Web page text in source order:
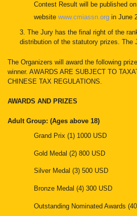
Contest Result will be published
website www.cmiassn.orgin June
3. The Jury has the final right of the
distribution of the statutory prizes. The
The Organizers will award the following
winner. AWARDS ARE SUBJECT TO
CHINESE TAX REGULATIONS.
AWARDS AND PRIZES
Adult Group: (Ages above 18)
Grand Prix (1) 1000 USD
Gold Medal (2) 800 USD
Silver Medal (3) 500 USD
Bronze Medal (4) 300 USD
Outstanding Nominated Awards